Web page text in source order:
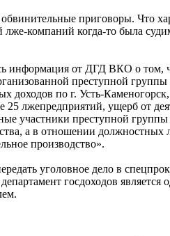
приговоры. Что
лже-компаний когда-то была
информация от ДГД ВКО о том,
преступной
доходов по г. Усть-Каменогорск,
25 лжепредприятий, ущерб от
участники преступной
а в отношении должностных
производство».
уголовное дело в
госдоходов является